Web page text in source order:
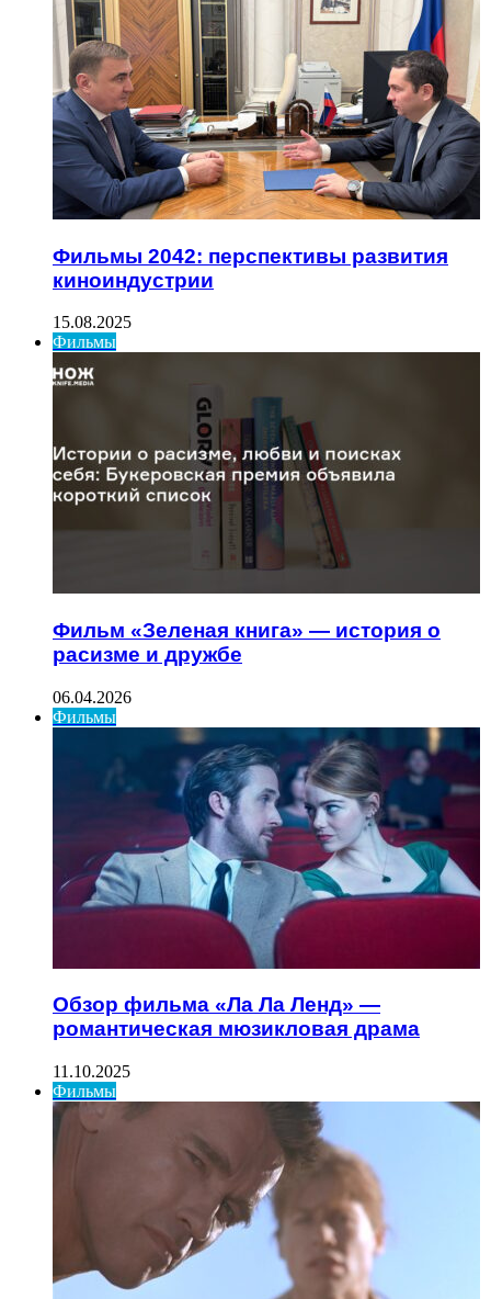
Фильмы 2042: перспективы развития
киноиндустрии
15.08.2025
Фильмы
Фильм «Зеленая книга» — история о
расизме и дружбе
06.04.2026
Фильмы
Обзор фильма «Ла Ла Ленд» —
романтическая мюзикловая драма
11.10.2025
Фильмы